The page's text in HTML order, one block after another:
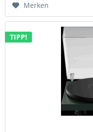
Merken
TIPP!